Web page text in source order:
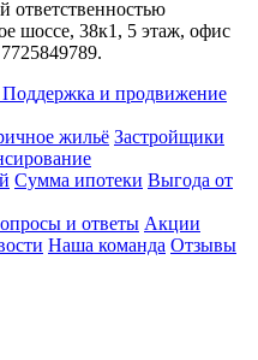
ответственностью
шоссе, 38к1, 5 этаж, офис
Поддержка и продвижение
жильё Застройщики
Сумма ипотеки Выгода от
и ответы Акции
Наша команда Отзывы